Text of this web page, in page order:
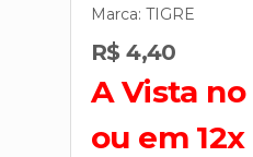
Marca: TIGRE
R$ 4,40
A Vista
ou em